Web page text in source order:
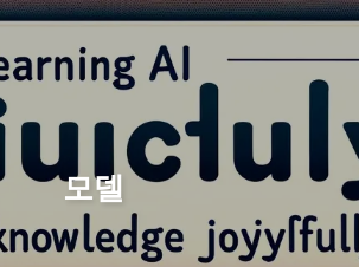
아카이브 태그 카테고리
🇰🇷 한국어
모델